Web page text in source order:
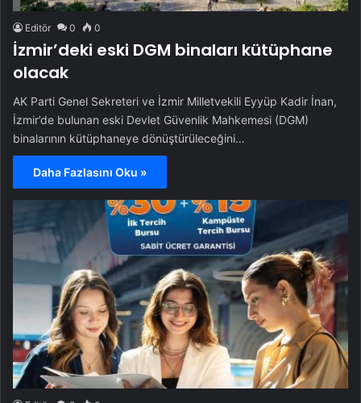
Editör 0 0
İzmir’deki eski DGM binaları kütüphane
olacak
AK Parti Genel Sekreteri ve İzmir Milletvekili Eyyüp Kadir İnan,
İzmir’de bulunan eski Devlet Güvenlik Mahkemesi (DGM)
binalarının kütüphaneye dönüştürüleceğini…
Daha Fazlasını Oku »